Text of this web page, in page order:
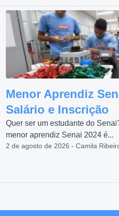
Menor Aprendiz
Salário e Inscrição
Quer ser um estudante do
menor aprendiz Senai 2024 é...
2 de agosto de 2026 - Camila